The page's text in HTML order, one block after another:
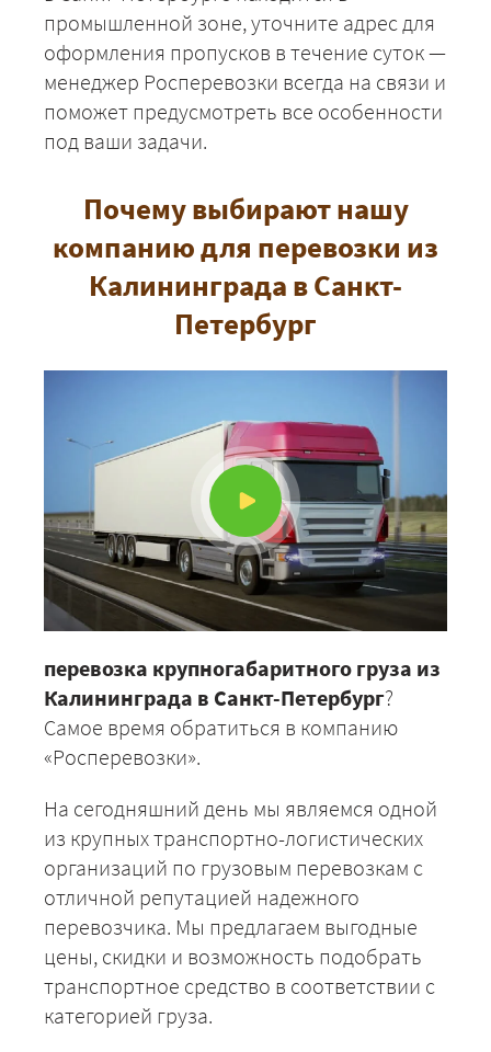
промышленной зоне, уточните адрес для
оформления пропусков в течение суток —
менеджер Росперевозки всегда на связи и
поможет предусмотреть все особенности
под ваши задачи.
Почему выбирают нашу
компанию для перевозки из
Калининграда в Санкт-
Петербург
перевозка крупногабаритного груза из
Калининграда в Санкт-Петербург?
Самое время обратиться в компанию
«Росперевозки».
На сегодняшний день мы являемся одной
из крупных транспортно-логистических
организаций по грузовым перевозкам с
отличной репутацией надежного
перевозчика. Мы предлагаем выгодные
цены, скидки и возможность подобрать
транспортное средство в соответствии с
категорией груза.